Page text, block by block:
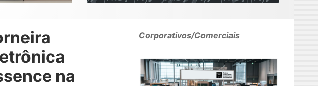
na
Corporativos/Comerciais